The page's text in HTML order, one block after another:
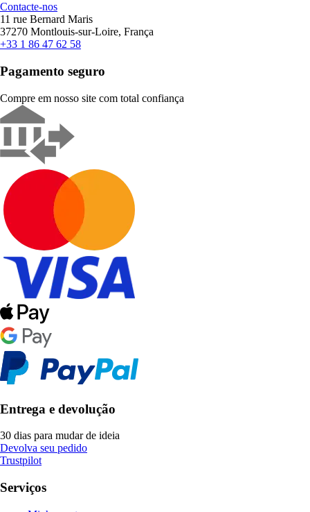
Contacte-nos
11 rue Bernard Maris
37270 Montlouis-sur-Loire, França
+33 1 86 47 62 58
Pagamento seguro
Compre em nosso site com total confiança
Entrega e devolução
30 dias para mudar de ideia
Devolva seu pedido
Trustpilot
Serviços